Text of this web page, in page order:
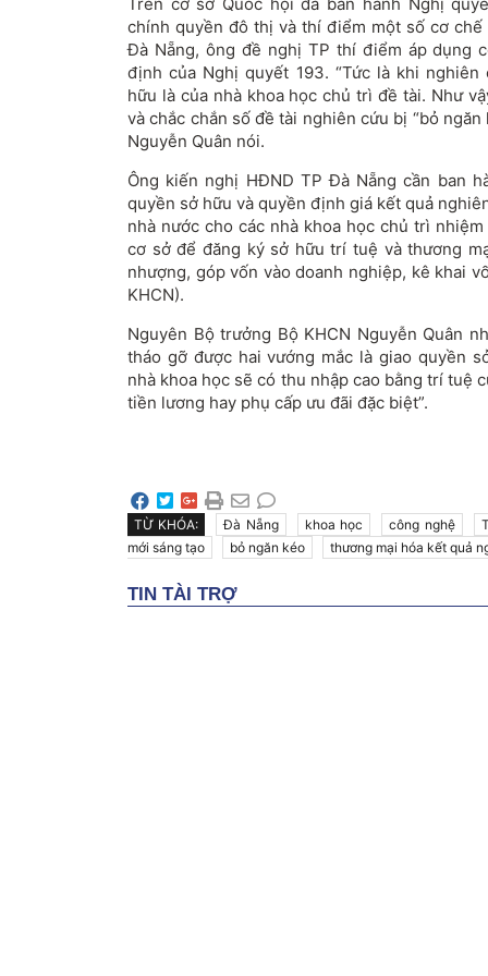
chính quyền đô thị và thí điểm một số cơ
Đà Nẵng, ông đề nghị TP thí điểm áp dụng
định của Nghị quyết 193. “Tức là khi
hữu là của nhà khoa học chủ trì đề tài. Như
và chắc chắn số đề tài nghiên cứu bị “bỏ
Nguyễn Quân nói.
Ông kiến nghị HĐND TP Đà Nẵng cần ban
quyền sở hữu và quyền định giá kết quả
nhà nước cho các nhà khoa học chủ trì
cơ sở để đăng ký sở hữu trí tuệ và thương
nhượng, góp vốn vào doanh nghiệp, kê khai
KHCN).
Nguyên Bộ trưởng Bộ KHCN Nguyễn Quân
tháo gỡ được hai vướng mắc là giao quyền
nhà khoa học sẽ có thu nhập cao bằng trí tuệ
tiền lương hay phụ cấp ưu đãi đặc biệt”.
TỪ KHÓA: Đà Nẵng khoa học công nghệ
mới sáng tạo
bỏ ngăn kéo thương mại hóa kết quả